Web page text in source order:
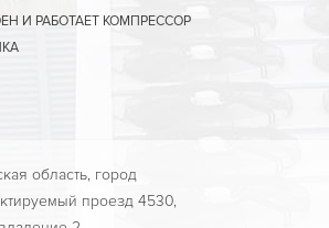
И РАБОТАЕТ КОМПРЕССОР
область, город
проезд 4530,